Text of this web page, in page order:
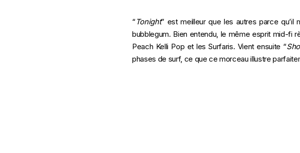
“ Tonight” est meilleur que les autres parce qu’il
bubblegum. Bien entendu, le même esprit mid-fi
Peach Kelli Pop et les Surfaris. Vient ensuite “
phases de surf, ce que ce morceau illustre